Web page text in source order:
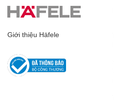
Giới thiệu Häfele